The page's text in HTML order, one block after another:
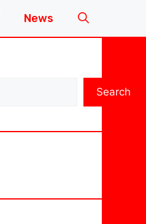
News
Search